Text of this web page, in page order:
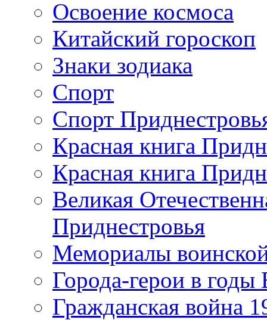
Освоение космоса
Китайский гороскоп
Знаки зодиака
Спорт
Спорт
Красная книга
Красная книга
Великая
Приднестровья
Мемориалы
Города-герои в
Гражданская война